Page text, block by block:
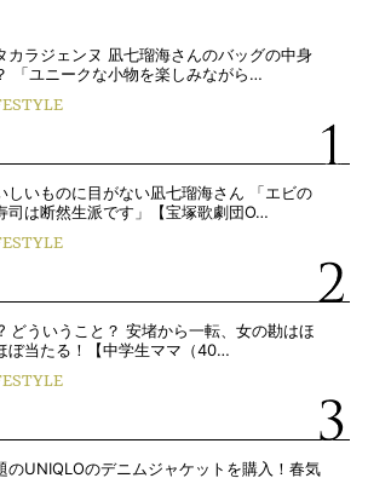
カラジェンヌ 凪七瑠海さんのバッグの中身
「ユニークな小物を楽しみながら…
しいものに目がない凪七瑠海さん 「エビの
司は断然生派です」【宝塚歌劇団O…
どういうこと？ 安堵から一転、女の勘はほ
ぼ当たる！【中学生ママ（40…
のUNIQLOのデニムジャケットを購入！春気